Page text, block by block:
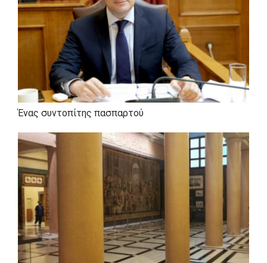
Ένας συντοπίτης πασπαρτού